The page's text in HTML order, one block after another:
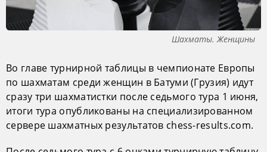
Шахматы. Женщины
Во главе турнирной таблицы в чемпионате Европы
по шахматам среди женщин в Батуми (Грузия) идут
сразу три шахматистки после седьмого тура 1 июня,
итоги тура опубликованы на специализированном
сервере шахматных результатов chess-results.com.